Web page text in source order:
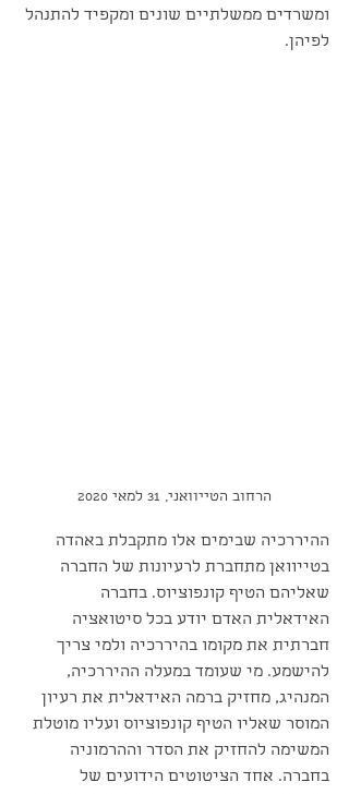
ומשרדים ממשלתיים שונים ומקפיד להתנהל
לפיהן.
הרחוב הטייוואני, 31 למאי 2020
ההיררכיה שבימים אלו מתקבלת באהדה
בטייוואן מתחברת לרעיונות של החברה
שאליהם הטיף קונפוציוס. בחברה
האידאלית האדם יודע בכל סיטואציה
חברתית את מקומו בהיררכיה ולמי צריך
להישמע. מי שעומד במעלה ההיררכיה,
המנהיג, מחזיק ברמה האידאלית את רעיון
המוסר שאליו הטיף קונפוציוס ועליו מוטלת
המשימה להחזיק את הסדר וההרמוניה
בחברה. אחד הציטוטים הידועים של